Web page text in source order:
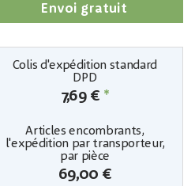
Envoi gratuit
7,69 € *
69,00 €